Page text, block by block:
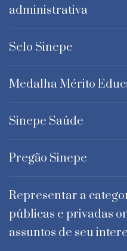
administrativa
Selo Sinepe
Medalha Mérito
Sinepe Saúde
Pregão Sinepe
Representar a
públicas e privadas
assuntos de seu